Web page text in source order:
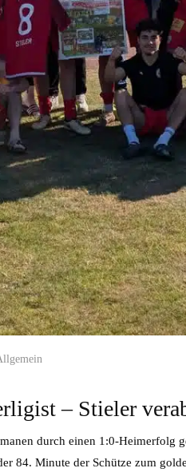
– Stieler
durch einen 1:0-Heimerfolg
84. Minute der Schütze zum